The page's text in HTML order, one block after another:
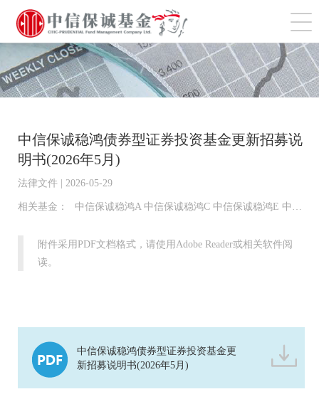
切
中信保诚稳鸿债券型证券投资基金更新招募说
明书(2026年5月)
法律文件 | 2026-05-29
相关基金： 中信保诚稳鸿A 中信保诚稳鸿C 中信保诚稳鸿E 中信保诚稳鸿D
附件采用PDF文档格式，请使用Adobe Reader或相关软件阅
读。
中信保诚稳鸿债券型证券投资基金更
新招募说明书(2026年5月)